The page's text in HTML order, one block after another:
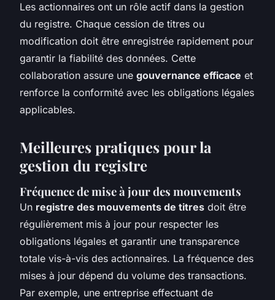
Les actionnaires ont un rôle actif dans la gestion
du registre. Chaque cession de titres ou
modification doit être enregistrée rapidement pour
garantir la fiabilité des données. Cette
collaboration assure une gouvernance efficace et
renforce la conformité avec les obligations légales
applicables.
Meilleures pratiques pour la
gestion du registre
Fréquence de mise à jour des mouvements
Un registre des mouvements de titres doit être
régulièrement mis à jour pour respecter les
obligations légales et garantir une transparence
totale vis-à-vis des actionnaires. La fréquence des
mises à jour dépend du volume des transactions.
Par exemple, une entreprise effectuant de